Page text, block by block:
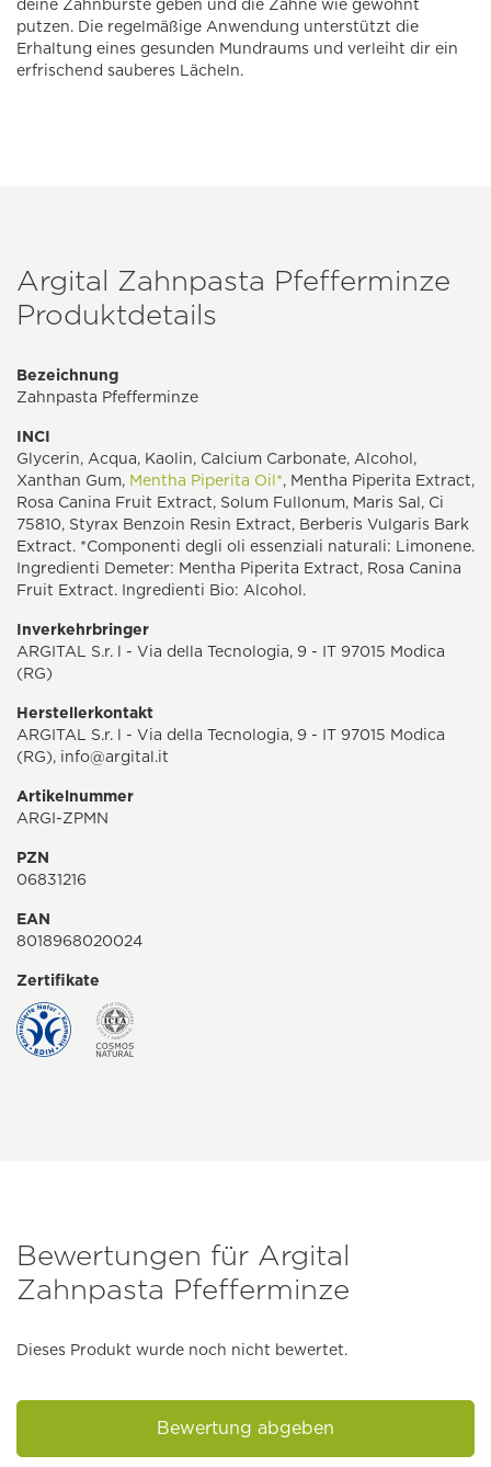
deine Zahnbürste geben und die Zähne wie gewohnt
putzen. Die regelmäßige Anwendung unterstützt die
Erhaltung eines gesunden Mundraums und verleiht dir ein
erfrischend sauberes Lächeln.
Argital Zahnpasta Pfefferminze
Produktdetails
Bezeichnung
Zahnpasta Pfefferminze
INCI
Glycerin, Acqua, Kaolin, Calcium Carbonate, Alcohol,
Xanthan Gum, Mentha Piperita Oil*, Mentha Piperita Extract,
Rosa Canina Fruit Extract, Solum Fullonum, Maris Sal, Ci
75810, Styrax Benzoin Resin Extract, Berberis Vulgaris Bark
Extract. *Componenti degli oli essenziali naturali: Limonene.
Ingredienti Demeter: Mentha Piperita Extract, Rosa Canina
Fruit Extract. Ingredienti Bio: Alcohol.
Inverkehrbringer
ARGITAL S.r. l - Via della Tecnologia, 9 - IT 97015 Modica
(RG)
Herstellerkontakt
ARGITAL S.r. l - Via della Tecnologia, 9 - IT 97015 Modica
(RG), info@argital.it
Artikelnummer
ARGI-ZPMN
PZN
06831216
EAN
8018968020024
Zertifikate
Bewertungen für Argital
Zahnpasta Pfefferminze
Dieses Produkt wurde noch nicht bewertet.
Bewertung abgeben